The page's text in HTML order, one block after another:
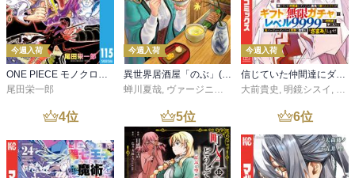
今週入荷
尾田栄一郎
今週入荷
蝉川夏哉 ヴァージニア二等兵 ,転
今週入荷
大前貴史 明鏡シスイ
4位 5位 6位